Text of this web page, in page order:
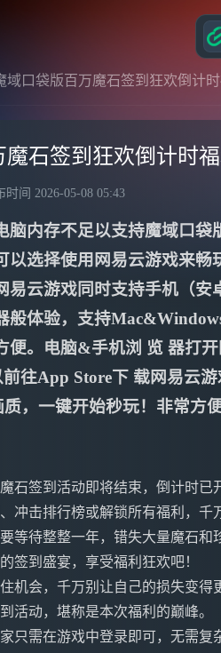
域口袋版百万魔石签到狂欢倒计
石签到狂欢倒计时
时间 2026-05-08 05:43
脑内存不足以支持魔域口
以选择使用网易云游戏来
易云游戏同时支持手机（
般体验，支持
便。电脑&手机浏 览 器打
往App Store下 载网易云
，一键开始秒玩！非常方
石签到活动即将结束，倒计时已
冲击排行榜或解锁所有福利，千
等待整整一年，错失大量魔石和
签到盛宴，享受福利狂欢吧！
机会，千万别让自己的损失变
活动，堪称是本次福利的巅峰。
只需在游戏中登录即可，无需复